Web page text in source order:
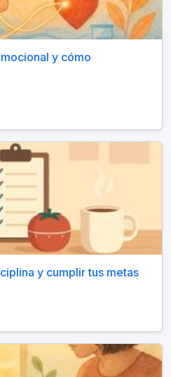
y cómo
y cumplir tus metas